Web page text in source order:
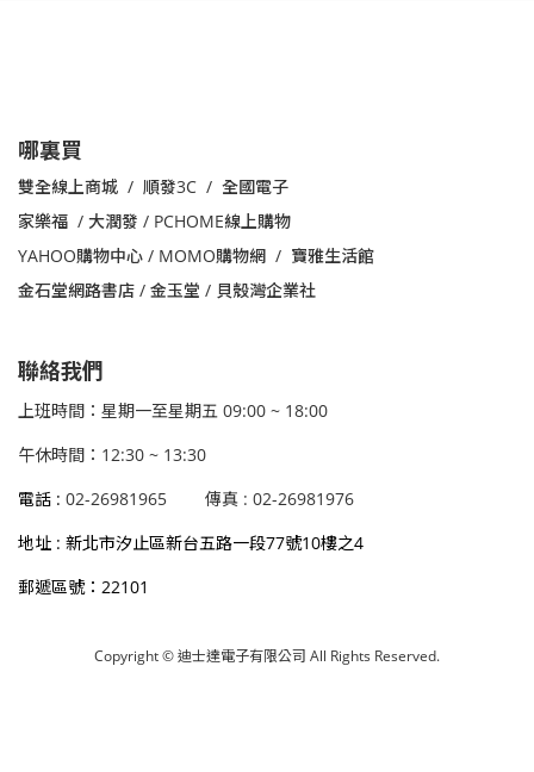
哪裏買
雙全線上商城 / 順發3C / 全國電子
家樂福 / 大潤發 / PCHOME線上購物
YAHOO購物中心 / MOMO購物網 / 寶雅生活館
金石堂網路書店 / 金玉堂 / 貝殼灣企業社
聯絡我們
上班時間：星期一至星期五 09:00 ~ 18:00
午休時間：12:30 ~ 13:30
電話 : 02-26981965 傳真 : 02-26981976
地址 : 新北市汐止區新台五路一段77號10樓之4
郵遞區號：22101
Copyright © 迪士達電子有限公司 All Rights Reserved.